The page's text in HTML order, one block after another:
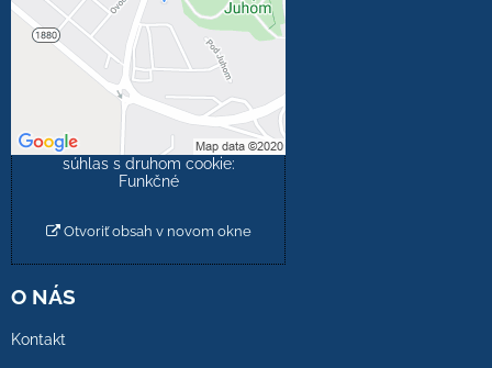
Prajete si načítať externý
obsah?
Povoliť tentokrát
Povoliť a zapamätať -
súhlas s druhom cookie:
Funkčné
Otvoriť obsah v novom okne
O NÁS
Kontakt